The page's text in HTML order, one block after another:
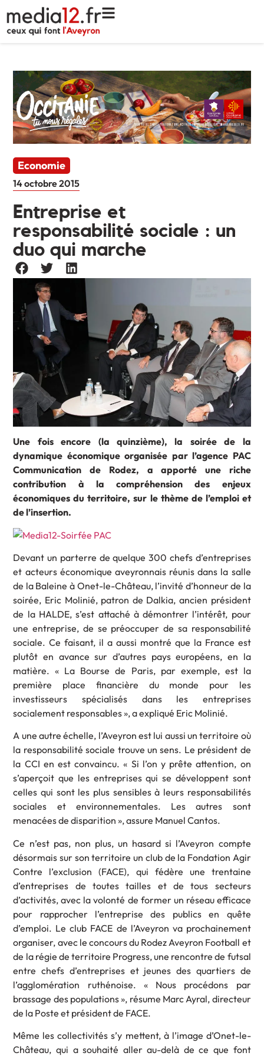
Economie
14 octobre 2015
Entreprise et
responsabilité sociale : un
duo qui marche
Une fois encore (la quinzième), la soirée de la
dynamique économique organisée par l’agence PAC
Communication de Rodez, a apporté une riche
contribution à la compréhension des enjeux
économiques du territoire, sur le thème de l’emploi et
de l’insertion.
Devant un parterre de quelque 300 chefs d’entreprises
et acteurs économique aveyronnais réunis dans la salle
de la Baleine à Onet-le-Château, l’invité d’honneur de la
soirée, Eric Molinié, patron de Dalkia, ancien président
de la HALDE, s’est attaché à démontrer l’intérêt, pour
une entreprise, de se préoccuper de sa responsabilité
sociale. Ce faisant, il a aussi montré que la France est
plutôt en avance sur d’autres pays européens, en la
matière. « La Bourse de Paris, par exemple, est la
première place financière du monde pour les
investisseurs spécialisés dans les entreprises
socialement responsables », a expliqué Eric Molinié.
A une autre échelle, l’Aveyron est lui aussi un territoire où
la responsabilité sociale trouve un sens. Le président de
la CCI en est convaincu. « Si l’on y prête attention, on
s’aperçoit que les entreprises qui se développent sont
celles qui sont les plus sensibles à leurs responsabilités
sociales et environnementales. Les autres sont
menacées de disparition », assure Manuel Cantos.
Ce n’est pas, non plus, un hasard si l’Aveyron compte
désormais sur son territoire un club de la Fondation Agir
Contre l’exclusion (FACE), qui fédère une trentaine
d’entreprises de toutes tailles et de tous secteurs
d’activités, avec la volonté de former un réseau efficace
pour rapprocher l’entreprise des publics en quête
d’emploi. Le club FACE de l’Aveyron va prochainement
organiser, avec le concours du Rodez Aveyron Football et
de la régie de territoire Progress, une rencontre de futsal
entre chefs d’entreprises et jeunes des quartiers de
l’agglomération ruthénoise. « Nous procédons par
brassage des populations », résume Marc Ayral, directeur
de la Poste et président de FACE.
Même les collectivités s’y mettent, à l’image d’Onet-le-
Château, qui a souhaité aller au-delà de ce que font